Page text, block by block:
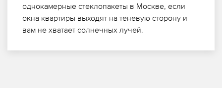
однокамерные стеклопакеты в Москве, если
окна квартиры выходят на теневую сторону и
вам не хватает солнечных лучей.